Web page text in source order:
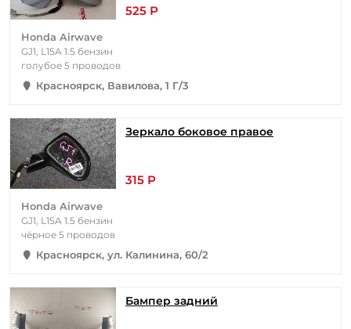
525 Р
Honda Airwave
GJ1, L15A 1.5 бензин
голубое 5 проводов
Красноярск, Вавилова, 1 Г/3
Зеркало боковое правое
315 Р
Honda Airwave
GJ1, L15A 1.5 бензин
чёрное 5 проводов
Красноярск, ул. Калинина, 60/2
Бампер задний